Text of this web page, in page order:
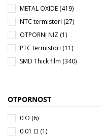
METAL OXIDE (419)
NTC termistori (27)
OTPORNI NIZ (1)
PTC termistori (11)
SMD Thick film (340)
Za montažu na hladnjak (202)
ŽIČANI (181)
KERAMIČKI (578)
OTPORNOST
0 Ω (6)
0.01 Ω (1)